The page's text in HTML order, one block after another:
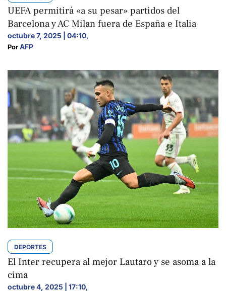
UEFA permitirá «a su pesar» partidos del
Barcelona y AC Milan fuera de España e Italia
octubre 7, 2025 | 04:10,
Por AFP
DEPORTES
El Inter recupera al mejor Lautaro y se asoma a la
cima
octubre 4, 2025 | 17:10,